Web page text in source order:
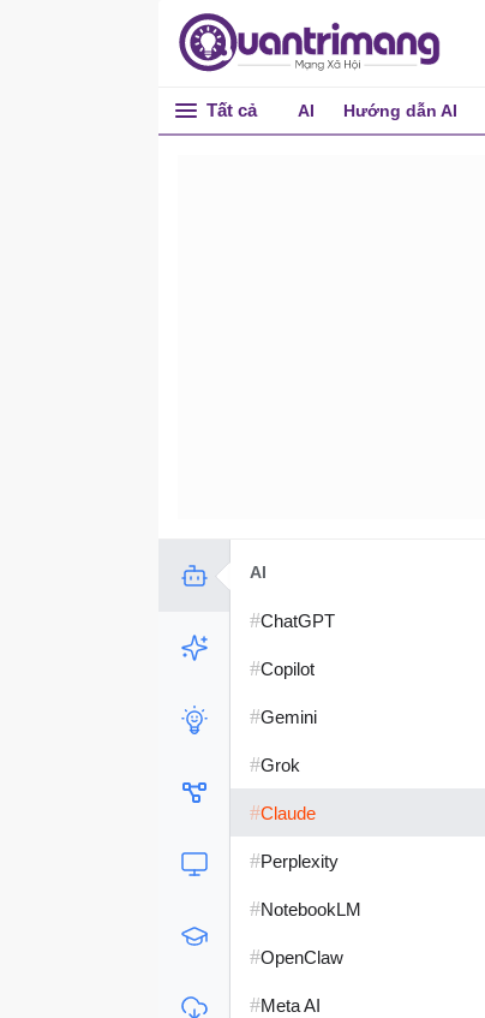
Tất cả AI Hướng dẫn AI
AI
#ChatGPT
#Copilot
#Gemini
#Grok
#Claude
#Perplexity
#NotebookLM
#OpenClaw
#Meta AI